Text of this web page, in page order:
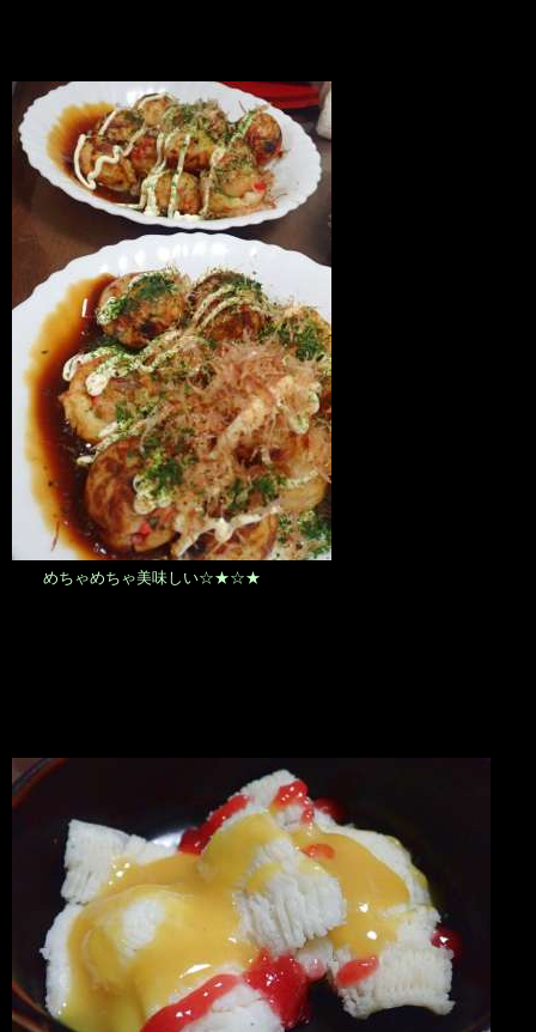
めちゃめちゃ美味しい☆★☆★